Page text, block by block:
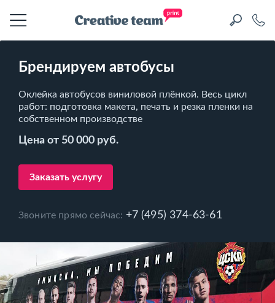
Брендируем автобусы
Оклейка автобусов виниловой плёнкой. Весь цикл
работ: подготовка макета, печать и резка пленки на
собственном производстве
Цена от 50 000 руб.
Заказать услугу
Звоните прямо сейчас: +7 (495) 374-63-61